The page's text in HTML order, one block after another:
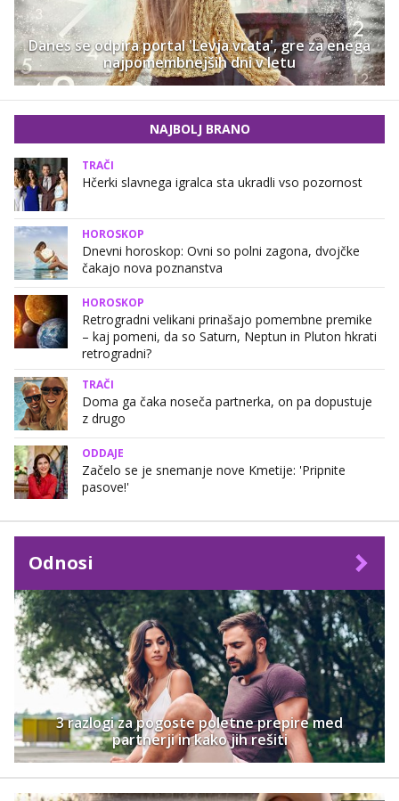
Danes se odpira portal 'Levja vrata', gre za enega
najpomembnejših dni v letu
NAJBOLJ BRANO
TRAČI
Hčerki slavnega igralca sta ukradli vso pozornost
HOROSKOP
Dnevni horoskop: Ovni so polni zagona, dvojčke
čakajo nova poznanstva
HOROSKOP
Retrogradni velikani prinašajo pomembne premike
– kaj pomeni, da so Saturn, Neptun in Pluton hkrati
retrogradni?
TRAČI
Doma ga čaka noseča partnerka, on pa dopustuje
z drugo
ODDAJE
Začelo se je snemanje nove Kmetije: 'Pripnite
pasove!'
Odnosi
3 razlogi za pogoste poletne prepire med
partnerji in kako jih rešiti